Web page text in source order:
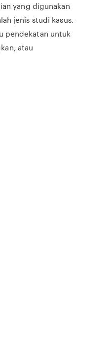
yang digunakan
jenis studi kasus.
pendekatan untuk
atau